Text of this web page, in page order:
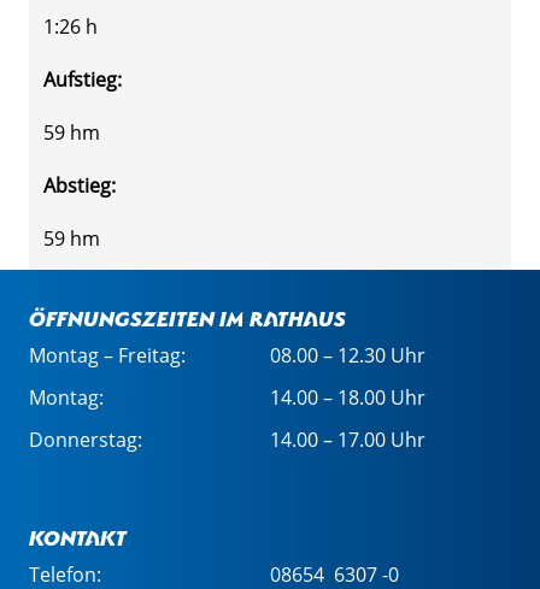
1:26 h
Aufstieg:
59 hm
Abstieg:
59 hm
Öffnungszeiten im Rathaus
Montag – Freitag:
08.00 – 12.30 Uhr
Montag:
14.00 – 18.00 Uhr
Donnerstag:
14.00 – 17.00 Uhr
Kontakt
Telefon: 08654 6307 -0